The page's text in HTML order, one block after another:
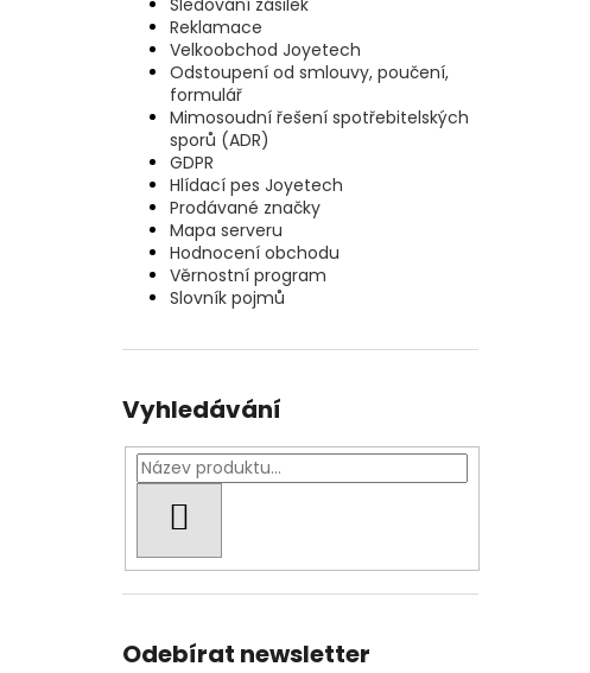
Sledování zásilek
Reklamace
Velkoobchod Joyetech
Odstoupení od smlouvy, poučení,
formulář
Mimosoudní řešení spotřebitelských
sporů (ADR)
GDPR
Hlídací pes Joyetech
Prodávané značky
Mapa serveru
Hodnocení obchodu
Věrnostní program
Slovník pojmů
Vyhledávání
Odebírat newsletter